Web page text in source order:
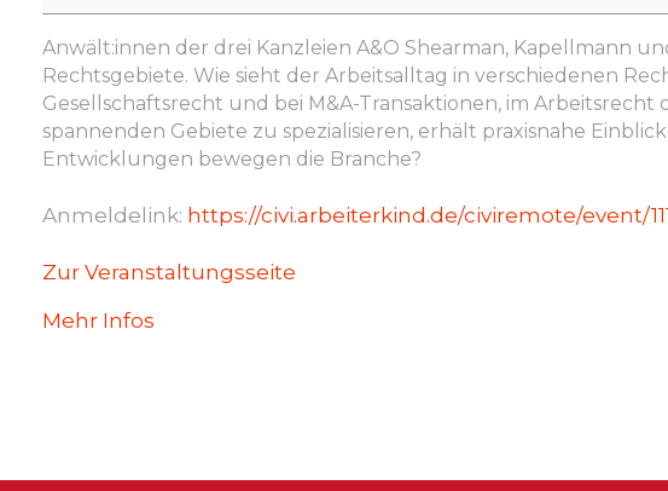
Einblick
in
die
Rechtsgebiete
-
Was
sich
der
von
Anwält:innen der drei Kanzleien A&O Shearman, Kapellmann
Rechtsgebiete. Wie sieht der Arbeitsalltag in verschiedenen
Gesellschaftsrecht und bei M&A-Transaktionen, im
spannenden Gebiete zu spezialisieren, erhält praxisnahe
Entwicklungen bewegen die Branche?
Anmeldelink: https://civi.arbeiterkind.de/civiremote/event/
Zur Veranstaltungsseite
Mehr Infos